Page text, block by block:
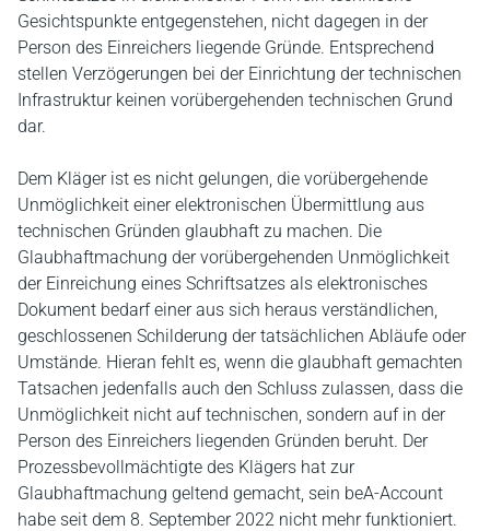
Gesichtspunkte entgegenstehen, nicht dagegen in der
Person des Einreichers liegende Gründe. Entsprechend
stellen Verzögerungen bei der Einrichtung der technischen
Infrastruktur keinen vorübergehenden technischen Grund
dar.
Dem Kläger ist es nicht gelungen, die vorübergehende
Unmöglichkeit einer elektronischen Übermittlung aus
technischen Gründen glaubhaft zu machen. Die
Glaubhaftmachung der vorübergehenden Unmöglichkeit
der Einreichung eines Schriftsatzes als elektronisches
Dokument bedarf einer aus sich heraus verständlichen,
geschlossenen Schilderung der tatsächlichen Abläufe oder
Umstände. Hieran fehlt es, wenn die glaubhaft gemachten
Tatsachen jedenfalls auch den Schluss zulassen, dass die
Unmöglichkeit nicht auf technischen, sondern auf in der
Person des Einreichers liegenden Gründen beruht. Der
Prozessbevollmächtigte des Klägers hat zur
Glaubhaftmachung geltend gemacht, sein beA-Account
habe seit dem 8. September 2022 nicht mehr funktioniert.